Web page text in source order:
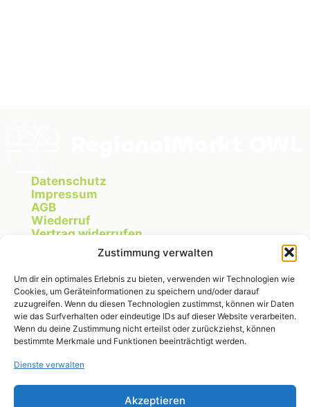
Zustimmung verwalten
Um dir ein optimales Erlebnis zu bieten, verwenden wir Technologien wie
Cookies, um Geräteinformationen zu speichern und/oder darauf
zuzugreifen. Wenn du diesen Technologien zustimmst, können wir Daten
wie das Surfverhalten oder eindeutige IDs auf dieser Website verarbeiten.
Wenn du deine Zustimmung nicht erteilst oder zurückziehst, können
bestimmte Merkmale und Funktionen beeinträchtigt werden.
Dienste verwalten
Akzeptieren
Datenschutz
Impressum
AGB
Wiederruf
Vertrag widerrufen
Cookie Richtlinie
Instagram
RegionalMarkt OWL
Michelle Fischer
Breitenheider Straße 275